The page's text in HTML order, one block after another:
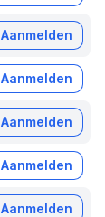
Aanmelden
Aanmelden
Aanmelden
Aanmelden
Aanmelden